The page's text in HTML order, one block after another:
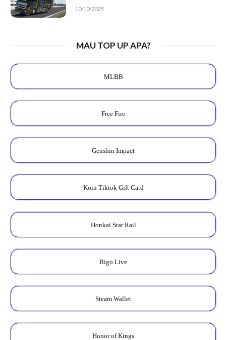
10/10/2025
MAU TOP UP APA?
MLBB
Free Fire
Genshin Impact
Koin Tiktok Gift Card
Honkai Star Rail
Bigo Live
Steam Wallet
Honor of Kings